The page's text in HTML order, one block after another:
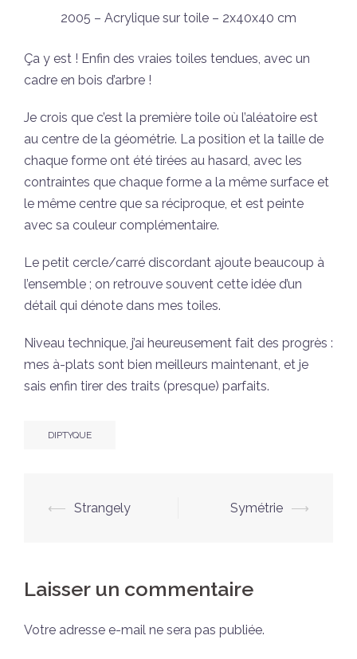
2005 – Acrylique sur toile – 2x40x40 cm
Ça y est ! Enfin des vraies toiles tendues, avec un
cadre en bois d’arbre !
Je crois que c’est la première toile où l’aléatoire est
au centre de la géométrie. La position et la taille de
chaque forme ont été tirées au hasard, avec les
contraintes que chaque forme a la même surface et
le même centre que sa réciproque, et est peinte
avec sa couleur complémentaire.
Le petit cercle/carré discordant ajoute beaucoup à
l’ensemble ; on retrouve souvent cette idée d’un
détail qui dénote dans mes toiles.
Niveau technique, j’ai heureusement fait des progrès :
mes à-plats sont bien meilleurs maintenant, et je
sais enfin tirer des traits (presque) parfaits.
DIPTYQUE
Navigation
⟵ Strangely Symétrie ⟶
Laisser un commentaire
Votre adresse e-mail ne sera pas publiée.